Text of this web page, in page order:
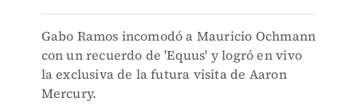
Gabo Ramos incomodó a Mauricio Ochmann
con un recuerdo de 'Equus' y logró en vivo
la exclusiva de la futura visita de Aaron
Mercury.